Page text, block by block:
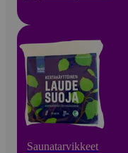
Saunatarvikkeet